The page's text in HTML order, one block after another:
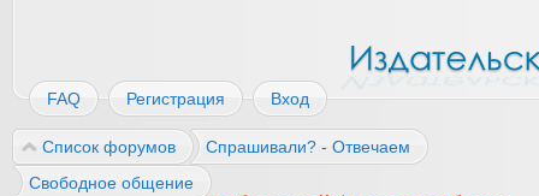
FAQ Регистрация Вход
Список форумов
Спрашивали? - Отвечаем
Свободное общение